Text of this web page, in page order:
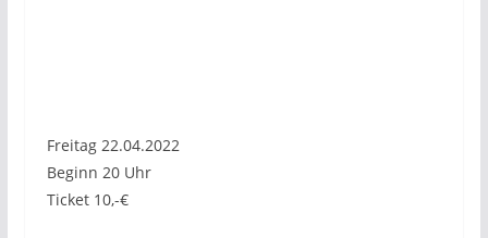
Freitag 22.04.2022
Beginn 20 Uhr
Ticket 10,-€